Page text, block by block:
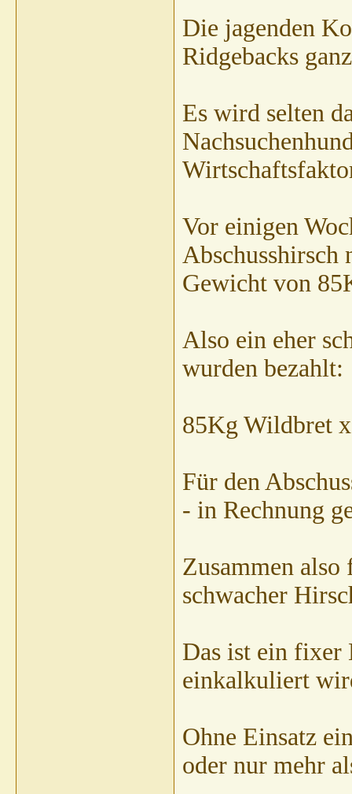
Die jagenden
Ridgebacks
Es wird selten
Vor einigen
Abschusshirsch
Gewicht von
Also ein eher
wurden bezahlt:
85Kg Wildbret
Für den
- in Rechnung
Zusammen
schwacher
Das ist ein fixer
einkalkuliert
Ohne Einsatz
oder nur mehr